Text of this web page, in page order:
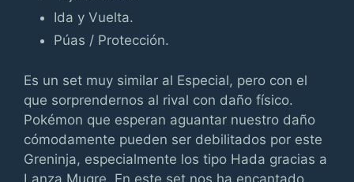
Ida y Vuelta.
Púas / Protección.
Es un set muy similar al Especial, pero con el
que sorprendernos al rival con daño físico.
Pokémon que esperan aguantar nuestro daño
cómodamente pueden ser debilitados por este
Greninja, especialmente los tipo Hada gracias a
Lanza Mugre. En este set nos ha encantado